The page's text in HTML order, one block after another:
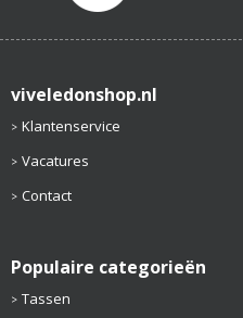
viveledonshop.nl
Klantenservice
Vacatures
Contact
Populaire categorieën
Tassen